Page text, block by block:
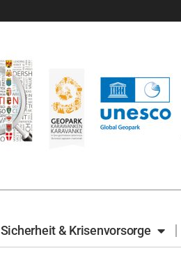
Sicherheit & Krisenvorsorge